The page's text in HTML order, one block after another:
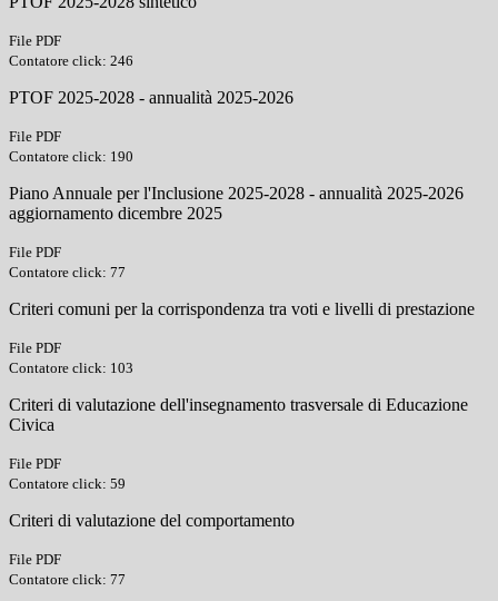
File PDF
Contatore click: 246
PTOF 2025-2028 - annualità 2025-2026
File PDF
Contatore click: 190
Piano Annuale per l'Inclusione 2025-2028 - annualità 2025-2026
aggiornamento dicembre 2025
File PDF
Contatore click: 77
Criteri comuni per la corrispondenza tra voti e livelli di prestazione
File PDF
Contatore click: 103
Criteri di valutazione dell'insegnamento trasversale di Educazione
Civica
File PDF
Contatore click: 59
Criteri di valutazione del comportamento
File PDF
Contatore click: 77